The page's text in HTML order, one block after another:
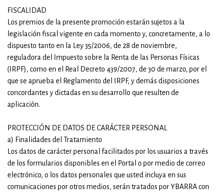
FISCALIDAD
Los premios de la presente promoción estarán sujetos a la
legislación fiscal vigente en cada momento y, concretamente, a lo
dispuesto tanto en la Ley 35/2006, de 28 de noviembre,
reguladora del Impuesto sobre la Renta de las Personas Físicas
(IRPF), como en el Real Decreto 439/2007, de 30 de marzo, por el
que se aprueba el Reglamento del IRPF, y demás disposiciones
concordantes y dictadas en su desarrollo que resulten de
aplicación.
PROTECCIÓN DE DATOS DE CARÁCTER PERSONAL
a) Finalidades del Tratamiento
Los datos de carácter personal facilitados por los usuarios a través
de los formularios disponibles en el Portal o por medio de correo
electrónico, o los datos personales que usted incluya en sus
comunicaciones por otros medios, serán tratados por YBARRA con